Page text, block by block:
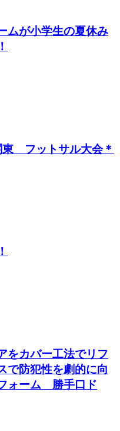
ムが小学生の夏休み
東 フットサル大会＊
をカバー工法でリフ
で防犯性を劇的に向
ォーム 勝手口ド